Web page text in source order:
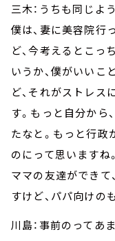
三木：うちも同じよ
僕は、妻に美容院行
ど、今考えるとこっ
いうか、僕がいいこ
ど、それがストレス
す。もっと自分から
たなと。もっと行政
のにって思いますね
ママの友達ができて
すけど、パパ向けの
川島：事前のってあ